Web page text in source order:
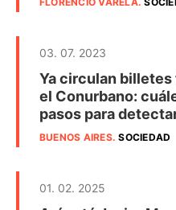
03. 07. 2023
Ya circulan
el Conurbano:
pasos para
BUENOS AIRES.SOCIEDAD
01. 02. 2025